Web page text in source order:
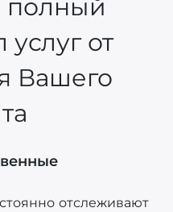
полный
услуг от
Вашего
отслеживают